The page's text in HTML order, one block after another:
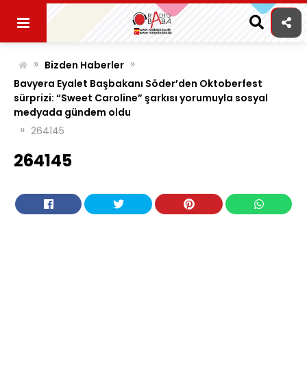
content
» Bizden Haberler »
Bavyera Eyalet Başbakanı Söder’den Oktoberfest
sürprizi: “Sweet Caroline” şarkısı yorumuyla sosyal
medyada gündem oldu
» 264145
264145